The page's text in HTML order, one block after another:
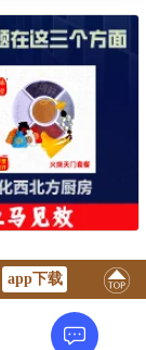
app下载